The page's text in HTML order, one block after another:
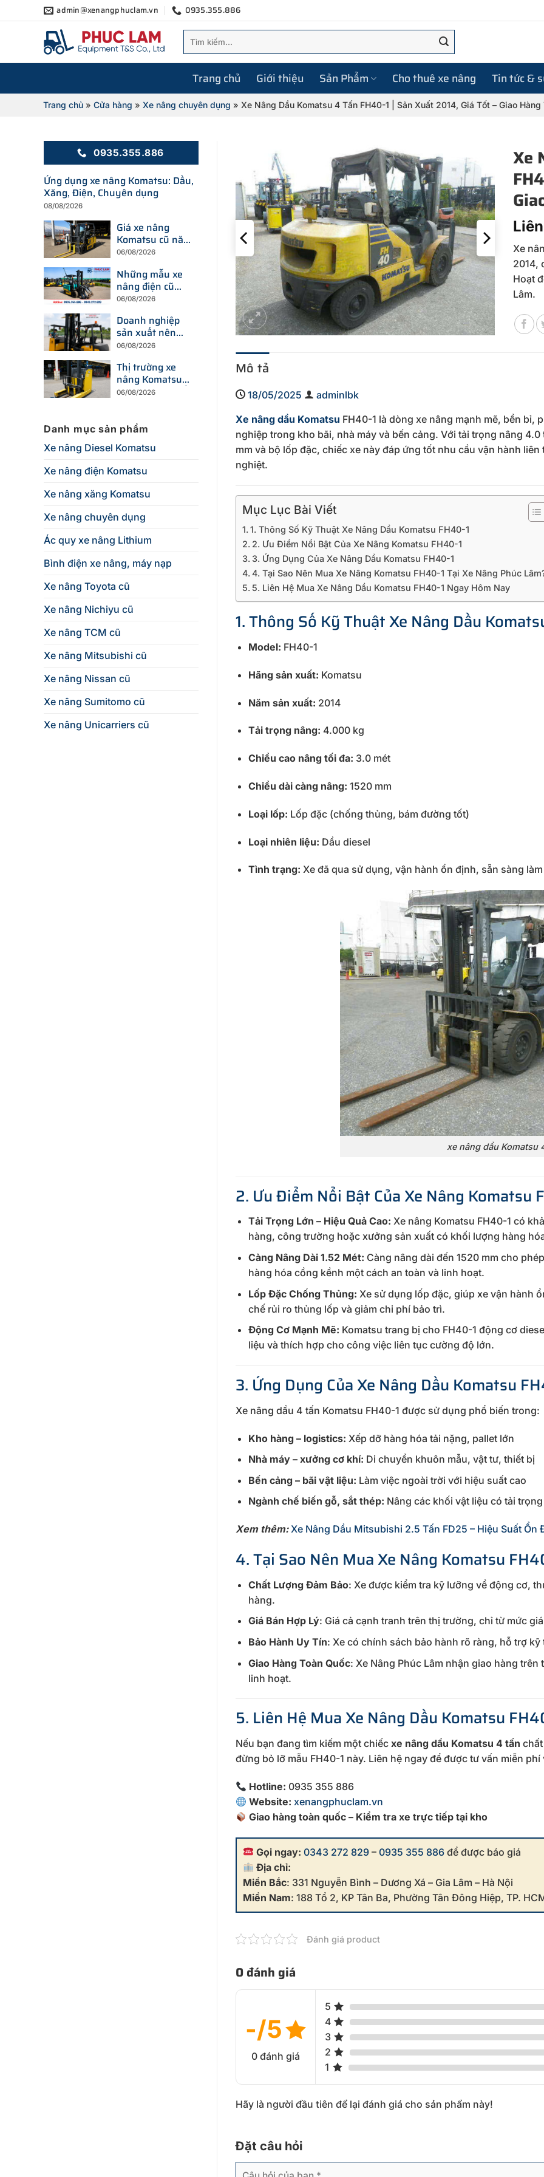
qua
admin@xenangphuclam.vn 0935.355.886
kiếm:
Trang chủ Giới thiệu Sản Phẩm Cho thuê xe nâng Tin tức &
Trang chủ» Cửa hàng » Xe nâng chuyên dụng » Xe Nâng Dầu Komatsu 4 Tấn FH40-1 | Sản Xuất 2014, Giá Tốt – Giao Hàng
0935.355.886
Ứng dụng xe nâng Komatsu: Dầu,
Xăng, Điện, Chuyên dụng
08/08/2026
Giá xe nâng
Komatsu cũ năm
2026 chịu ảnh
những yếu tố
nào?
06/08/2026
Những mẫu xe
nâng điện cũ
đang được tìm
trên thị trường
hiện nay
06/08/2026
Doanh nghiệp
sản xuất nên
chọn xe nâng
nâng dầu để tối
ưu chi phí?
06/08/2026
Thị trường xe
nâng Komatsu
cũ đang thay đổi
thiết bị mới?
06/08/2026
Danh mục sản phẩm
Xe nâng Diesel Komatsu
Xe nâng điện Komatsu
Xe nâng xăng Komatsu
Xe nâng chuyên dụng
Ác quy xe nâng Lithium
Bình điện xe nâng, máy nạp
Xe nâng Toyota cũ
Xe nâng Nichiyu cũ
Xe nâng TCM cũ
Xe nâng Mitsubishi cũ
Xe nâng Nissan cũ
Xe nâng Sumitomo cũ
Xe nâng Unicarriers cũ
Xe
Xe
2014,
Hoạt
Lâm.
Mô tả
18/05/2025
adminlbk
Xe nâng dầu Komatsu FH40-1 là dòng xe nâng mạnh mẽ, bền bỉ,
nghiệp trong kho bãi, nhà máy và bến cảng. Với tải trọng nâng
mm và bộ lốp đặc, chiếc xe này đáp ứng tốt nhu cầu vận hành
nghiệt.
Mục Lục Bài Viết
1. Thông Số Kỹ Thuật Xe Nâng Dầu Komatsu FH40-1
2. Ưu Điểm Nổi Bật Của Xe Nâng Komatsu FH40-1
3. Ứng Dụng Của Xe Nâng Dầu Komatsu FH40-1
4. Tại Sao Nên Mua Xe Nâng Komatsu FH40-1 Tại Xe Nâng Phúc
5. Liên Hệ Mua Xe Nâng Dầu Komatsu FH40-1 Ngay Hôm Nay
1. Thông Số Kỹ Thuật Xe Nâng Dầu
Model: FH40-1
Hãng sản xuất: Komatsu
Năm sản xuất: 2014
Tải trọng nâng: 4.000 kg
Chiều cao nâng tối đa: 3.0 mét
Chiều dài càng nâng: 1520 mm
Loại lốp: Lốp đặc (chống thủng, bám đường tốt)
Loại nhiên liệu: Dầu diesel
Tình trạng: Xe đã qua sử dụng, vận hành ổn định, sẵn sàng
xe nâng dầu Komatsu
2. Ưu Điểm Nổi Bật Của Xe Nâng Komatsu
Tải Trọng Lớn – Hiệu Quả Cao: Xe nâng Komatsu FH40-1 có
hàng, công trường hoặc xưởng sản xuất có khối lượng hàng
Càng Nâng Dài 1.52 Mét: Càng nâng dài đến 1520 mm cho
hàng hóa cồng kềnh một cách an toàn và linh hoạt.
Lốp Đặc Chống Thủng: Xe sử dụng lốp đặc, giúp xe vận hành
chế rủi ro thủng lốp và giảm chi phí bảo trì.
Động Cơ Mạnh Mẽ: Komatsu trang bị cho FH40-1 động cơ
liệu và thích hợp cho công việc liên tục cường độ lớn.
3. Ứng Dụng Của Xe Nâng Dầu Komatsu
Xe nâng dầu 4 tấn Komatsu FH40-1 được sử dụng phổ biến trong:
Kho hàng – logistics: Xếp dỡ hàng hóa tải nặng, pallet lớn
Nhà máy – xưởng cơ khí: Di chuyển khuôn mẫu, vật tư, thiết bị
Bến cảng – bãi vật liệu: Làm việc ngoài trời với hiệu suất cao
Ngành chế biến gỗ, sắt thép: Nâng các khối vật liệu có tải
Xem thêm: Xe Nâng Dầu Mitsubishi 2.5 Tấn FD25 – Hiệu Suất Ổn
4. Tại Sao Nên Mua Xe Nâng Komatsu
Chất Lượng Đảm Bảo: Xe được kiểm tra kỹ lưỡng về động cơ,
hàng.
Giá Bán Hợp Lý: Giá cả cạnh tranh trên thị trường, chỉ từ mức
Bảo Hành Uy Tín: Xe có chính sách bảo hành rõ ràng, hỗ trợ
Giao Hàng Toàn Quốc: Xe Nâng Phúc Lâm nhận giao hàng
linh hoạt.
5. Liên Hệ Mua Xe Nâng Dầu Komatsu
Nếu bạn đang tìm kiếm một chiếc xe nâng dầu Komatsu 4 tấn
đừng bỏ lỡ mẫu FH40-1 này. Liên hệ ngay để được tư vấn miễn
Hotline: 0935 355 886
Website: xenangphuclam.vn
Giao hàng toàn quốc – Kiểm tra xe trực tiếp tại kho
Gọi ngay: 0343 272 829 –0935 355 886 để được báo giá
Địa chỉ:
Miền Bắc: 331 Nguyễn Bình – Dương Xá – Gia Lâm – Hà Nội
Miền Nam: 188 Tổ 2, KP Tân Ba, Phường Tân Đông Hiệp, TP.
Đánh giá product
0 đánh giá
-/5
0 đánh giá
5
4
3
2
1
Hãy là người đầu tiên để lại đánh giá cho sản phẩm này!
Đặt câu hỏi